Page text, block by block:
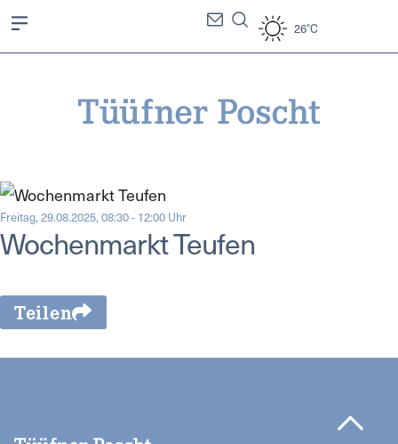
26°C
Freitag, 29.08.2025, 08:30 - 12:00 Uhr
Wochenmarkt Teufen
Teilen